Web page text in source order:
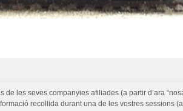
les seves companyies afiliades (a partir d’ara
recollida durant una de les vostres sessions